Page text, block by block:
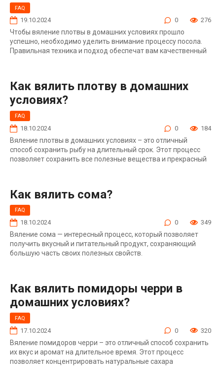
FAQ
19.10.2024 0 276
Чтобы вяление плотвы в домашних условиях прошло
успешно, необходимо уделить внимание процессу посола.
Правильная техника и подход обеспечат вам качественный
Как вялить плотву в домашних
условиях?
FAQ
18.10.2024 0 184
Вяление плотвы в домашних условиях – это отличный
способ сохранить рыбу на длительный срок. Этот процесс
позволяет сохранить все полезные вещества и прекрасный
Как вялить сома?
FAQ
18.10.2024 0 349
Вяление сома — интересный процесс, который позволяет
получить вкусный и питательный продукт, сохраняющий
большую часть своих полезных свойств.
Как вялить помидоры черри в
домашних условиях?
FAQ
17.10.2024 0 320
Вяление помидоров черри – это отличный способ сохранить
их вкус и аромат на длительное время. Этот процесс
позволяет концентрировать натуральные сахара